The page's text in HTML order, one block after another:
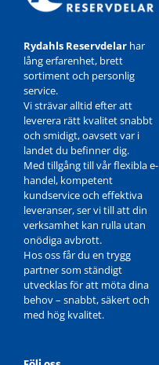
Rydahls Reservdelar har
lång erfarenhet, brett
sortiment och personlig
service.
Vi strävar alltid efter att
leverera rätt kvalitet snabbt
och smidigt, oavsett var i
landet du befinner dig.
Med tillgång till vår flexibla e-
handel, kompetent
kundservice och effektiva
leveranser, ser vi till att din
verksamhet kan rulla utan
onödiga avbrott.
Hos oss får du en trygg
partner som ständigt
utvecklas för att möta dina
behov – snabbt, säkert och
med hög kvalitet.